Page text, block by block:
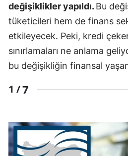
değişiklikler yapıldı.Bu
tüketicileri hem de finans
etkileyecek. Peki, kredi
sınırlamaları ne anlama
bu değişikliğin finansal
1 /7